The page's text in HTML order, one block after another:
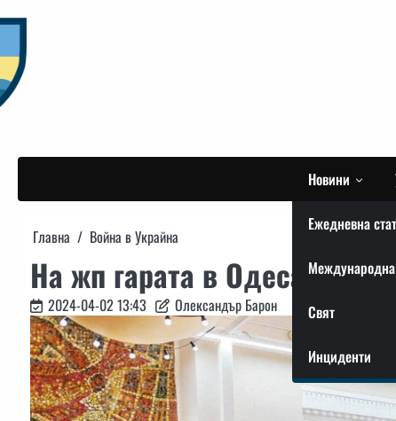
to
content
Новини
Ежедневна
Свят
Инциденти
Главна Война в Украйна
На жп гарата в Одеса беше
2024-04-02 13:43 Олександър Барон